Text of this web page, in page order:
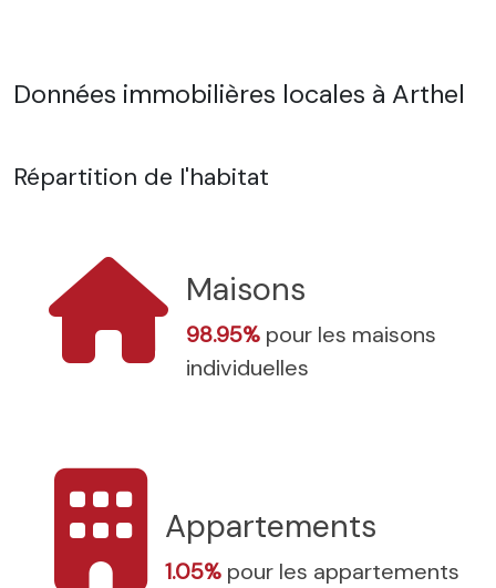
Données immobilières locales à Arthel
Répartition de l'habitat
Maisons
98.95% pour les maisons
individuelles
Appartements
1.05% pour les appartements